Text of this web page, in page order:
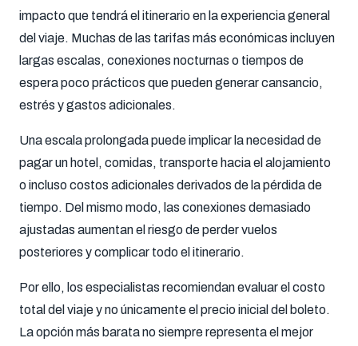
impacto que tendrá el itinerario en la experiencia general
del viaje. Muchas de las tarifas más económicas incluyen
largas escalas, conexiones nocturnas o tiempos de
espera poco prácticos que pueden generar cansancio,
estrés y gastos adicionales.
Una escala prolongada puede implicar la necesidad de
pagar un hotel, comidas, transporte hacia el alojamiento
o incluso costos adicionales derivados de la pérdida de
tiempo. Del mismo modo, las conexiones demasiado
ajustadas aumentan el riesgo de perder vuelos
posteriores y complicar todo el itinerario.
Por ello, los especialistas recomiendan evaluar el costo
total del viaje y no únicamente el precio inicial del boleto.
La opción más barata no siempre representa el mejor